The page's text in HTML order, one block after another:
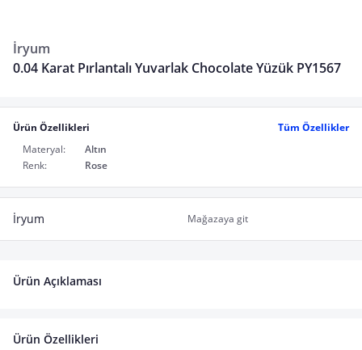
İryum
0.04 Karat Pırlantalı Yuvarlak Chocolate Yüzük PY1567
Ürün Özellikleri
Tüm Özellikler
Materyal:
Altın
Renk:
Rose
İryum Mağazaya git
Ürün Açıklaması
Ürün Özellikleri